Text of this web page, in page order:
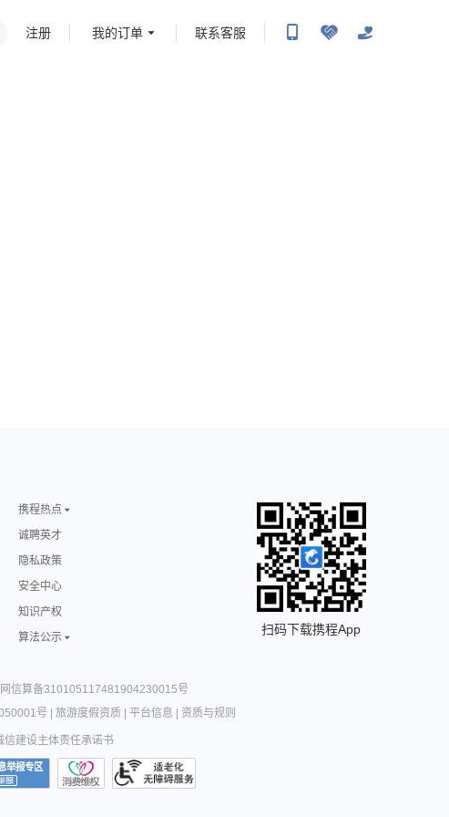
注册 我的订单 联系客服
携程热点
诚聘英才
隐私政策
安全中心
知识产权
算法公示
扫码下载携程App
网信算备310105117481904230015号
号 旅游度假资质| 平台信息 资质与规则
信建设主体责任承诺书